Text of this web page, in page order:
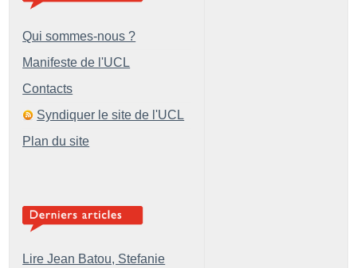
Qui sommes-nous ?
Manifeste de l'UCL
Contacts
Syndiquer le site de l'UCL
Plan du site
Lire Jean Batou, Stefanie